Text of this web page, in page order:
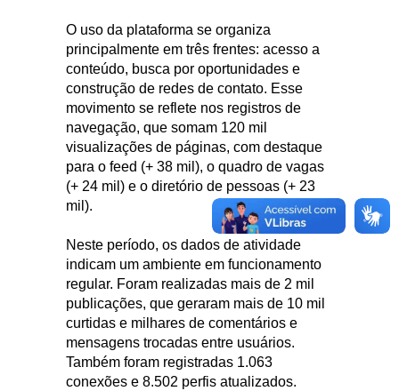
O uso da plataforma se organiza
principalmente em três frentes: acesso a
conteúdo, busca por oportunidades e
construção de redes de contato. Esse
movimento se reflete nos registros de
navegação, que somam 120 mil
visualizações de páginas, com destaque
para o feed (+ 38 mil), o quadro de vagas
(+ 24 mil) e o diretório de pessoas (+ 23
mil).
Neste período, os dados de atividade
indicam um ambiente em funcionamento
regular. Foram realizadas mais de 2 mil
publicações, que geraram mais de 10 mil
curtidas e milhares de comentários e
mensagens trocadas entre usuários.
Também foram registradas 1.063
conexões e 8.502 perfis atualizados.